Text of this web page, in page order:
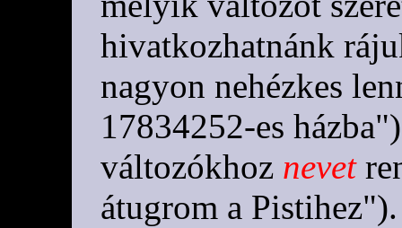
hivatkozhatnánk
nagyon nehézkes
17834252-es
változókhoz nevet
átugrom a Pistihez").